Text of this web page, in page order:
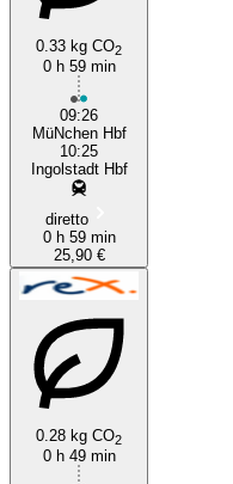
0.33 kg CO2
0 h 59 min
09:26
MüNchen Hbf
10:25
Ingolstadt Hbf
diretto
0 h 59 min
25,90 €
0.28 kg CO2
0 h 49 min